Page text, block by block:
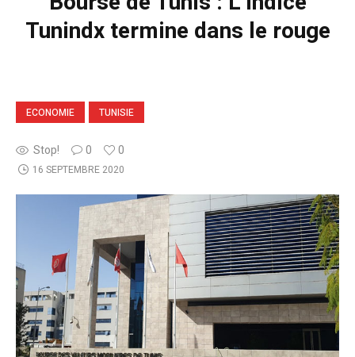
Tunindx termine dans le rouge
ECONOMIE TUNISIE
Stop! 0 0
16 SEPTEMBRE 2020